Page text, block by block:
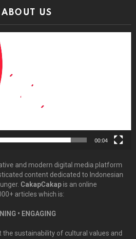
ABOUT US
00:04
and modern digital media platform
content dedicated to Indonesian
CakapCakapis an online
articles which is:
• ENGAGING
the sustainability of cultural values and